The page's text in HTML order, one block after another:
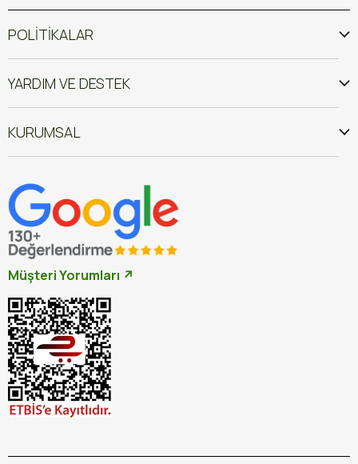
POLİTİKALAR
YARDIM VE DESTEK
KURUMSAL
Müşteri Yorumları ↗